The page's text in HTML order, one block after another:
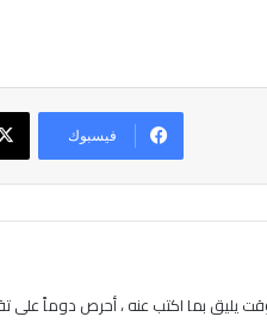
فيسبوك
يليق بما اكتب عنه ، أحرص دوماً على